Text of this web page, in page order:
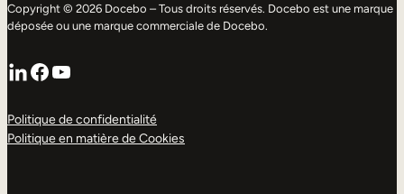
Copyright © 2026 Docebo – Tous droits réservés. Docebo est une marque
déposée ou une marque commerciale de Docebo.
LinkedIn
Facebook
YouTube
Politique de confidentialité
Politique en matière de Cookies